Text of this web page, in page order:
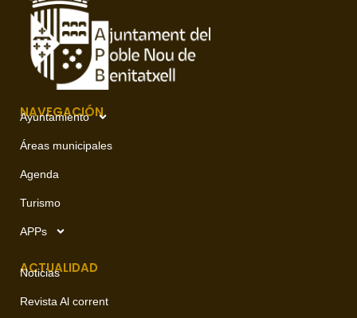
NAVEGACIÓN
Ayuntamiento
Áreas municipales
Agenda
Turismo
APPs
ACTUALIDAD
Noticias
Revista Al corrent